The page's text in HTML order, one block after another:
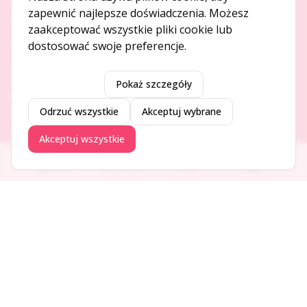
O NAS
O serwisie
Kontakt
DODAJ I PROMUJ
Dodaj ogłoszenie
Dodaj firmę
Promuj ogłoszenie
Ogłoszenia Aktualności Firmy Blog
zapewnić najlepsze doświadczenia. Możesz
zaakceptować wszystkie pliki cookie lub
dostosować swoje preferencje.
Pokaż szczegóły
Odrzuć wszystkie Akceptuj wybrane
Akceptuj wszystkie